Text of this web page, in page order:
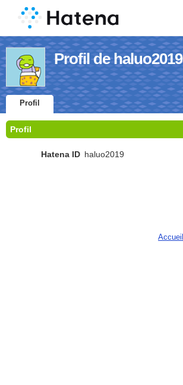
Profil de haluo2019
Profil
Profil
Hatena ID haluo2019
Accueil